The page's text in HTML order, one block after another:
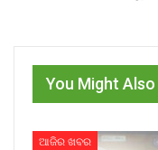
You Might Also
ଆଜିର ଖବର